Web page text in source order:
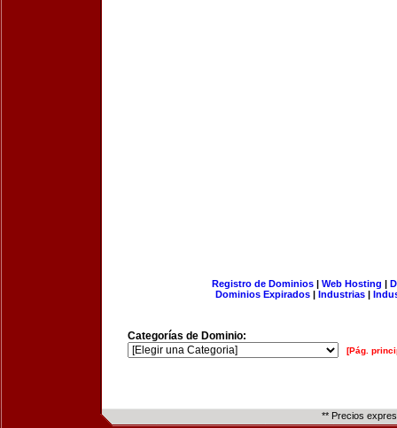
Registro de Dominios| Web Hosting |
Dominios Expirados | Industrias |
Categorías de Dominio:
[Pág.
** Precios